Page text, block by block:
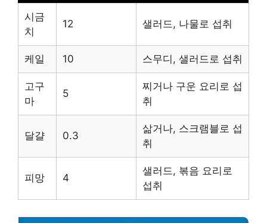
시금
치
12 샐러드, 나물로 섭취
케일 10 스무디, 샐러드로 섭취
고구
마
5
찌거나 구운 요리로 섭
취
달걀 0.3
삶거나, 스크램블로 섭
취
피망 4
샐러드, 볶음 요리로
섭취